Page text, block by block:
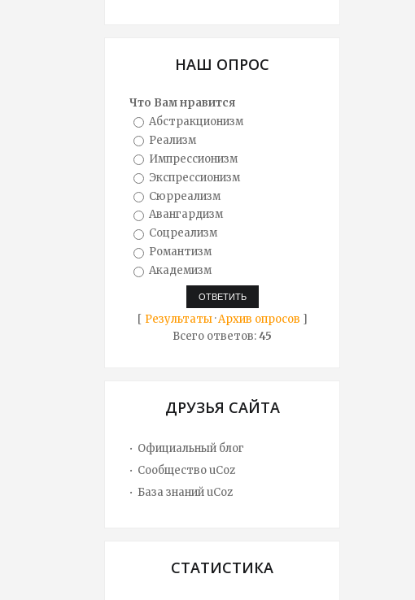
НАШ ОПРОС
Что Вам нравится
Абстракционизм
Реализм
Импрессионизм
Экспрессионизм
Сюрреализм
Авангардизм
Соцреализм
Романтизм
Академизм
[ Результаты·Архив опросов ]
Всего ответов:45
ДРУЗЬЯ САЙТА
Официальный блог
Сообщество uCoz
База знаний uCoz
СТАТИСТИКА